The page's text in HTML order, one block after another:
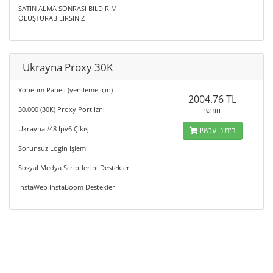
SATIN ALMA SONRASI BİLDİRİM
OLUŞTURABİLİRSİNİZ
Ukrayna Proxy 30K
Yönetim Paneli (yenileme için)
30.000 (30K) Proxy Port İzni
Ukrayna /48 Ipv6 Çıkış
Sorunsuz Login İşlemi
Sosyal Medya Scriptlerini Destekler
InstaWeb InstaBoom Destekler
2004.76 TL
חודשי
הזמינו עכשיו